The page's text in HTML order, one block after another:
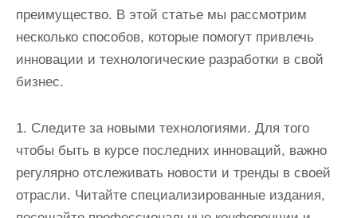
преимущество. В этой статье мы рассмотрим
несколько способов, которые помогут привлечь
инновации и технологические разработки в свой
бизнес.
1. Следите за новыми технологиями. Для того
чтобы быть в курсе последних инноваций, важно
регулярно отслеживать новости и тренды в своей
отрасли. Читайте специализированные издания,